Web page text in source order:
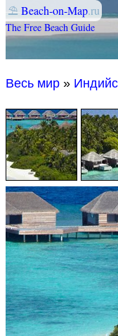
⛱ Beach-on-Map.ru
The Free Beach Guide
Весь мир »